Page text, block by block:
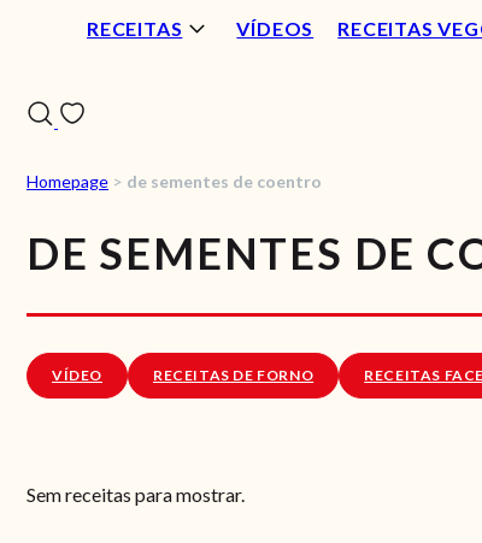
RECEITAS VÍDEOS RECEITAS
Homepage > de sementes de coentro
DE SEMENTES DE
VÍDEO RECEITAS DE FORNO RECEITAS
Sem receitas para mostrar.